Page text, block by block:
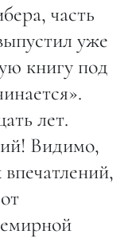
часть
уже
книгу под
лет.
Видимо,